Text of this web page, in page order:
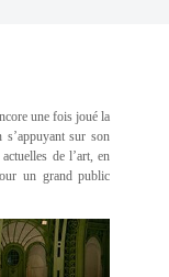
une fois joué la
sur son
de l’art, en
un grand public